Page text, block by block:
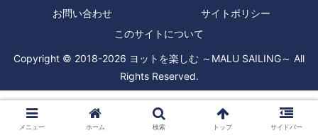
お問い合わせ
サイトポリシー
このサイトについて
Copyright © 2018-2026 ヨットを楽しむ ～MALU SAILING～ All
Rights Reserved.
メニュー ホーム 検索 トップ サイドバー